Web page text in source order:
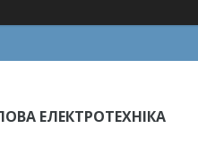
ЕЛЕКТРОТЕХНІКА